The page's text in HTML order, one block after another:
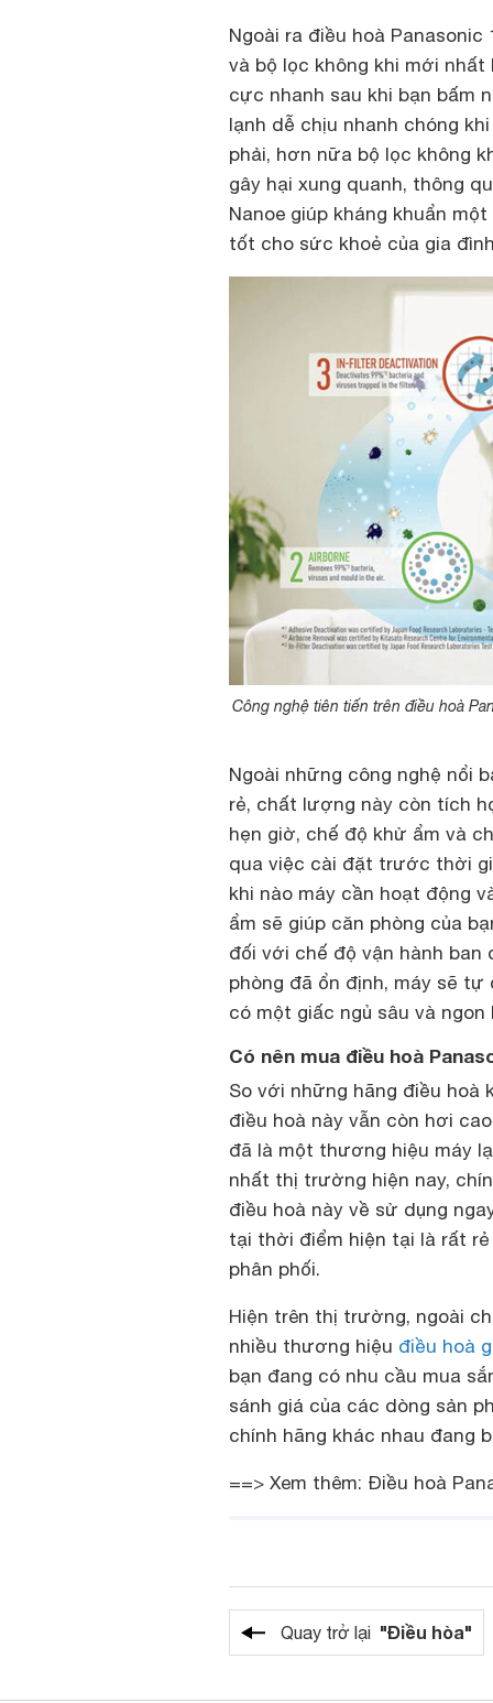
Ngoài ra điều hoà Panasonic
và bộ lọc không khi mới nhất
cực nhanh sau khi bạn bấm
lạnh dễ chịu nhanh chóng
phải, hơn nữa bộ lọc không
gây hại xung quanh, thông
Nanoe giúp kháng khuẩn
tốt cho sức khoẻ của gia
Công nghệ tiên tiến trên điều hoà
Ngoài những công nghệ nổi
rẻ, chất lượng này còn tích
hẹn giờ, chế độ khử ẩm và
qua việc cài đặt trước thời
khi nào máy cần hoạt động
ẩm sẽ giúp căn phòng của
đối với chế độ vận hành ban
phòng đã ổn định, máy sẽ
có một giấc ngủ sâu và ngon
Có nên mua điều hoà
So với những hãng điều
điều hoà này vẫn còn hơi
đã là một thương hiệu máy
nhất thị trường hiện nay,
điều hoà này về sử dụng
tại thời điểm hiện tại là rất
phân phối.
Hiện trên thị trường, ngoài
nhiều thương hiệu điều hoà
bạn đang có nhu cầu mua
sánh giá của các dòng sản
chính hãng khác nhau đang
==> Xem thêm: Điều hoà
Quay trở lại "Điều hòa"